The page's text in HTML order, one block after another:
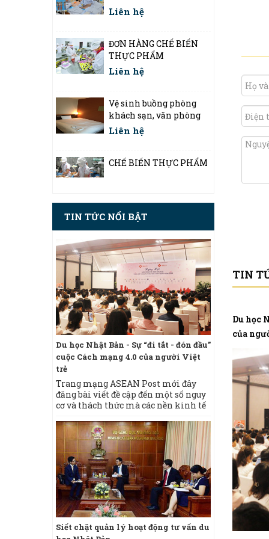
THỰC PHẨM
Liên hệ
khách sạn, văn phòng
Liên hệ
Đơn hàng kỹ sư cơ khí
Liên hệ
Đơn hàng kỹ sư lắp ráp
linh kiện điện tử
Liên hệ
ĐƠN HÀNG MỘC NỘI
THẤT
Liên hệ
ĐƠN HÀNG HÀN XÌ
TIN TỨC NỔI BẬT
Du học Nhật Bản - Sự “đi tắt - đón đầu”
cuộc Cách mạng 4.0 của người Việt
trẻ
Trang mạng ASEAN Post mới đây
đăng bài viết đề cập đến một số nguy
cơ và thách thức mà các nền kinh tế
cách mạng công nghiệp thứ tư (Cách
mạng công nghiệp 4.0).
Siết chặt quản lý hoạt động tư vấn du
Theo nghiên
du học sinh
ra rằng số
đăng ký học
Nhật hoặc
tăng 12%,
gia có số
2 tại Nhật
(tháng 5/2018)
Du học sinh
giành học
trường cũ
TIN
Du học
của